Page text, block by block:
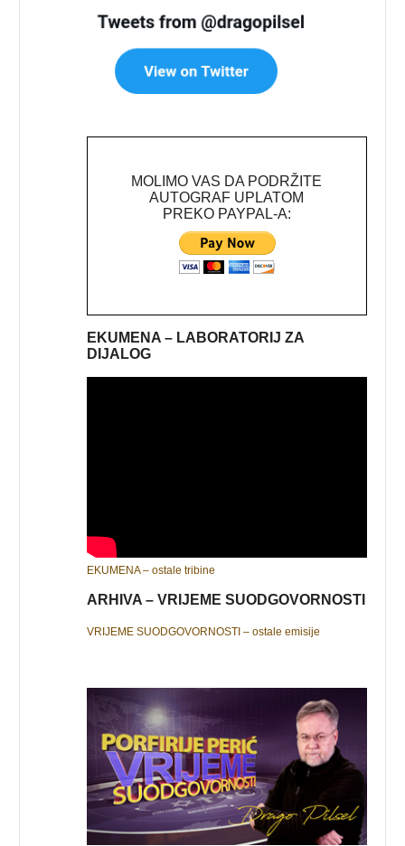
MOLIMO VAS DA PODRŽITE
AUTOGRAF UPLATOM
PREKO PAYPAL-A:
EKUMENA – LABORATORIJ ZA
DIJALOG
EKUMENA – ostale tribine
ARHIVA – VRIJEME SUODGOVORNOSTI
VRIJEME SUODGOVORNOSTI – ostale emisije